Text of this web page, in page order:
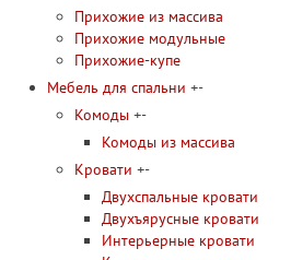
Прихожие из массива
Прихожие модульные
Прихожие-купе
Мебель для спальни +-
Комоды +-
Комоды из массива
Кровати +-
Двухспальные кровати
Двухъярусные кровати
Интерьерные кровати